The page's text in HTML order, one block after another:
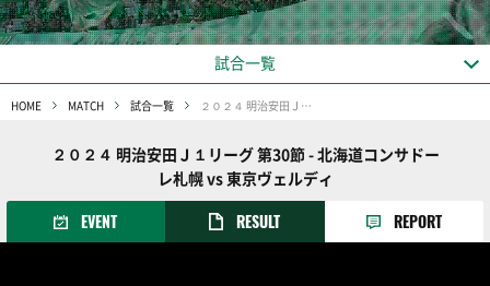
試合一覧
HOME MATCH 試合一覧 ２０２４ 明治安田Ｊ１リーグ 第30節
２０２４ 明治安田Ｊ１リーグ 第30節 - 北海道コンサドー
レ札幌 vs 東京ヴェルディ
EVENT RESULT REPORT